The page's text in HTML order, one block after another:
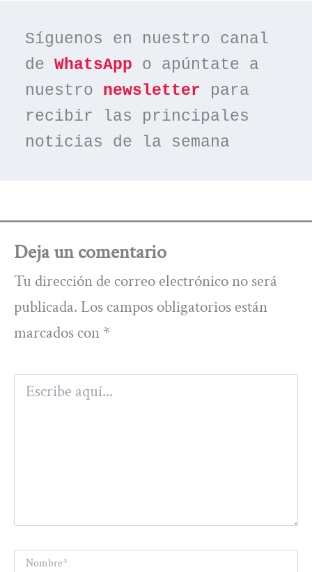
Síguenos en nuestro canal
de WhatsApp o apúntate a
nuestro newsletter para
recibir las principales
noticias de la semana
Deja un comentario
Tu dirección de correo electrónico no será
publicada. Los campos obligatorios están
marcados con *
Escribe
aquí...
Nombre*